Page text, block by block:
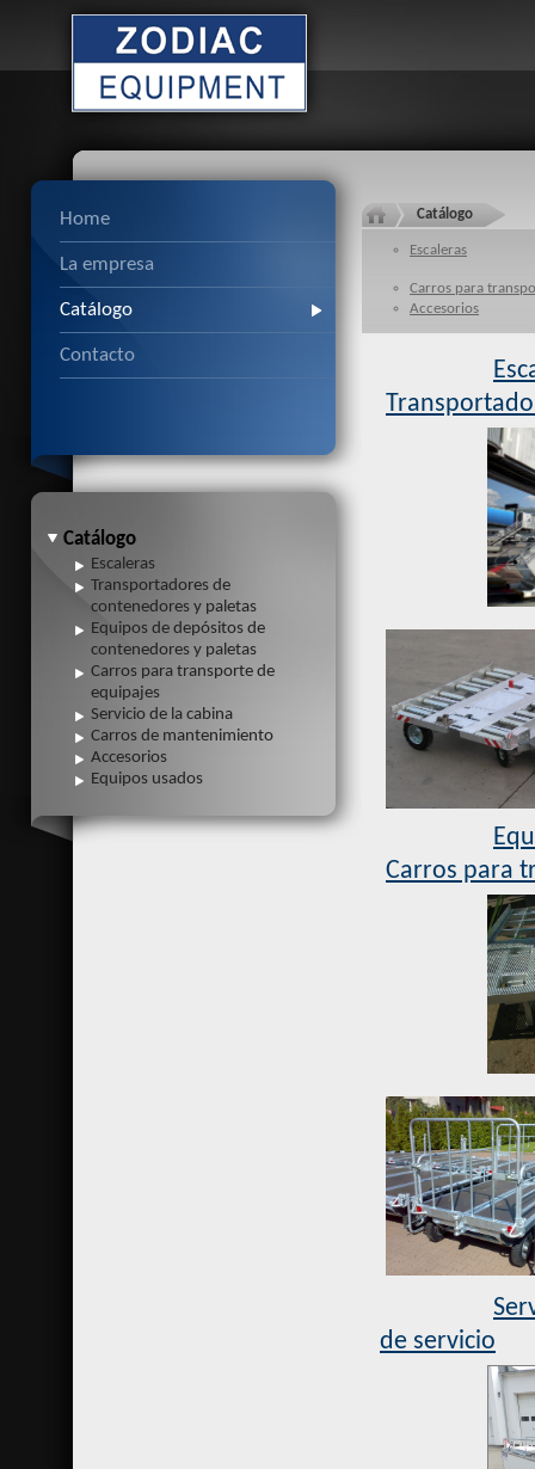
Home
La empresa
Catálogo
Contacto
Catálogo
Escaleras
Transportadores de
contenedores y paletas
Equipos de depósitos de
contenedores y paletas
Carros para transporte de
equipajes
Servicio de la cabina
Carros de mantenimiento
Accesorios
Equipos usados
Catálogo
Escaleras
Carros para
Accesorios
Carros para
de servicio